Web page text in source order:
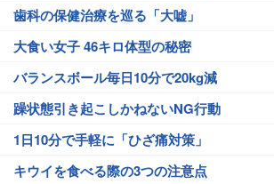
歯科の保健治療を巡る「大嘘」
大食い女子 46キロ体型の秘密
バランスボール毎日10分で20kg減
躁状態引き起こしかねないNG行動
1日10分で手軽に「ひざ痛対策」
キウイを食べる際の3つの注意点